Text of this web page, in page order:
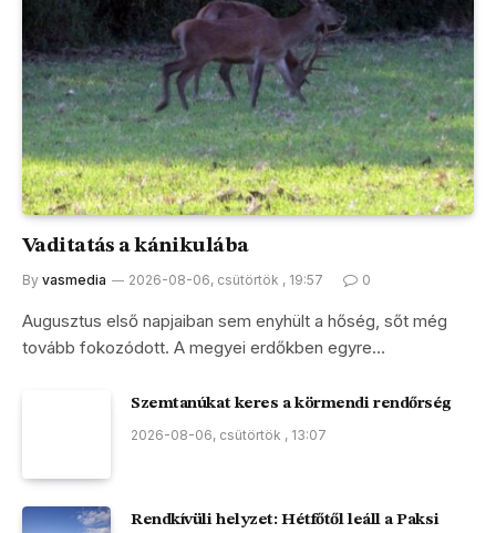
Vaditatás a kánikulába
By vasmedia 2026-08-06, csütörtök , 19:57 0
Augusztus első napjaiban sem enyhült a hőség, sőt még
tovább fokozódott. A megyei erdőkben egyre…
Szemtanúkat keres a körmendi rendőrség
2026-08-06, csütörtök , 13:07
Rendkívüli helyzet: Hétfőtől leáll a Paksi